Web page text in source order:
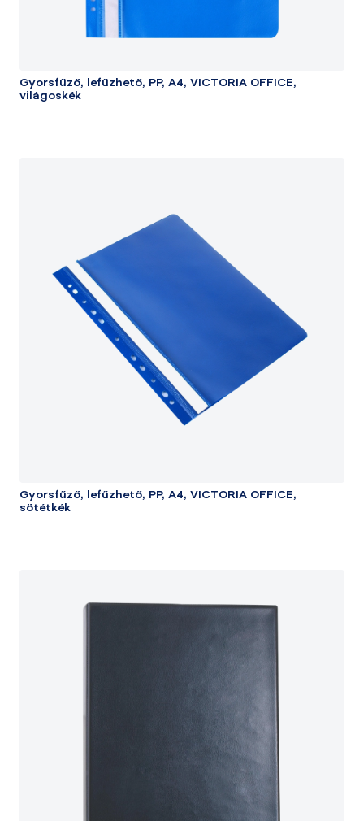
Gyorsfűző, lefűzhető, PP, A4, VICTORIA OFFICE,
világoskék
Gyorsfűző, lefűzhető, PP, A4, VICTORIA OFFICE,
sötétkék